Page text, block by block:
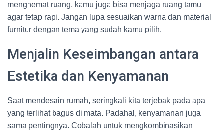
menghemat ruang, kamu juga bisa menjaga ruang tamu
agar tetap rapi. Jangan lupa sesuaikan warna dan material
furnitur dengan tema yang sudah kamu pilih.
Menjalin Keseimbangan antara
Estetika dan Kenyamanan
Saat mendesain rumah, seringkali kita terjebak pada apa
yang terlihat bagus di mata. Padahal, kenyamanan juga
sama pentingnya. Cobalah untuk mengkombinasikan